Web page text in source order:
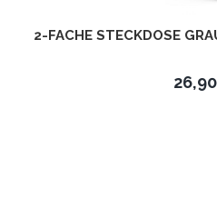
2-FACHE STECKDOSE